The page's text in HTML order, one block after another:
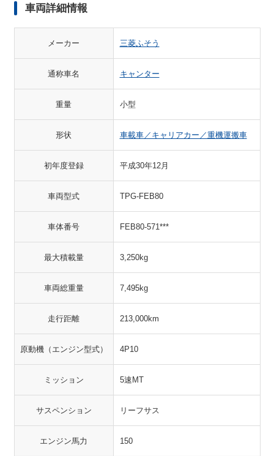
車両詳細情報
メーカー 三菱ふそう
通称車名 キャンター
重量 小型
形状 車載車／キャリアカー／重機運搬車
初年度登録 平成30年12月
車両型式 TPG-FEB80
車体番号 FEB80-571***
最大積載量 3,250kg
車両総重量 7,495kg
走行距離 213,000km
原動機（エンジン型式） 4P10
ミッション 5速MT
サスペンション リーフサス
エンジン馬力 150